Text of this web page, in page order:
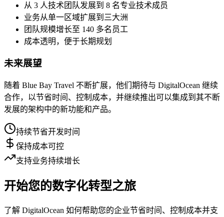
从 3 人技术团队发展到 8 名专业技术成员
业务从单一区域扩展到三大洲
团队规模增长至 140 多名员工
成本透明，便于长期规划
未来展望
随着 Blue Bay Travel 不断扩展，他们期待与 DigitalOcean 继续
合作，以节省时间、控制成本，并继续推出可以集成到其不断
发展的架构中的新功能和产品。
持续节省开发时间
保持成本可控
支持业务持续增长
开始您的数字化转型之旅
了解 DigitalOcean 如何帮助您的企业节省时间、控制成本并支